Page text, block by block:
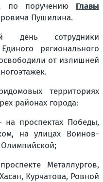
по поручению Главы
Пушилина.
день сотрудники
регионального
от излишней
территориях
районах города:
проспектах Победы,
на улицах Воинов-
Металлургов,
Курчатова, Ровной